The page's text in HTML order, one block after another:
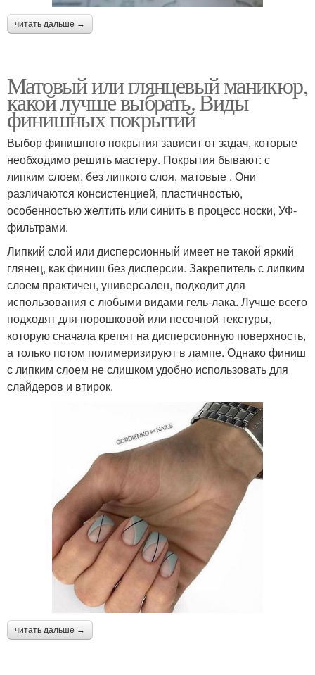
читать дальше →
Матовый или глянцевый маникюр,
какой лучше выбрать. Виды
финишных покрытий
Выбор финишного покрытия зависит от задач, которые
необходимо решить мастеру. Покрытия бывают: с
липким слоем, без липкого слоя, матовые . Они
различаются консистенцией, пластичностью,
особенностью желтить или синить в процесс носки, УФ-
фильтрами.
Липкий слой или дисперсионный имеет не такой яркий
глянец, как финиш без дисперсии. Закрепитель с липким
слоем практичен, универсален, подходит для
использования с любыми видами гель-лака. Лучше всего
подходят для порошковой или песочной текстуры,
которую сначала крепят на дисперсионную поверхность,
а только потом полимеризируют в лампе. Однако финиш
с липким слоем не слишком удобно использовать для
слайдеров и втирок.
читать дальше →